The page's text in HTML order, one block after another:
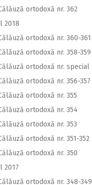
ortodoxă nr. 362
2018
ortodoxă nr. 360-361
ortodoxă nr. 358-359
ortodoxă nr. special
ortodoxă nr. 356-357
ortodoxă nr. 355
ortodoxă nr. 354
ortodoxă nr. 353
ortodoxă nr. 351-352
ortodoxă nr. 350
2017
ortodoxă nr. 348-349